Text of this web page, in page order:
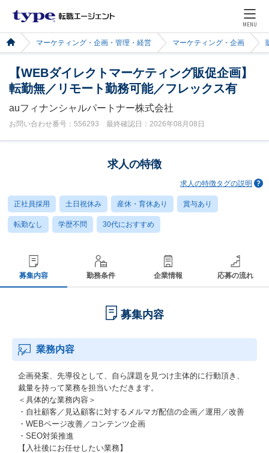
MENU
マーケティング・企画・管理・経営 マーケティング・企画
【WEBダイレクトマーケティング販促企画】
転勤無／リモート勤務可能／フレックス有
auフィナンシャルパートナー株式会社
お問い合わせ番号：556293 最終確認日：2026年08月08日
求人の特徴
求人の特徴タグの説明
正社員採用 土日祝休み 産休・育休あり 賞与あり
転勤なし 学歴不問 30代におすすめ
募集内容 勤務条件 企業情報 応募の流れ
募集内容
業務内容
企画発案、先導役として、自ら課題を見つけ主体的に行動頂き、
裁量を持って業務を担当いただきます。
＜具体的な業務内容＞
・自社顧客／見込顧客に対するメルマガ配信の企画／運用／改善
・WEBページ改善／コンテンツ企画
・SEO対策推進
【入社後にお任せしたい業務】